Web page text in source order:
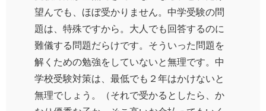
望んでも、ほぼ受かりません。中学受験の問
題は、特殊ですから。大人でも回答するのに
難儀する問題だらけです。そういった問題を
解くための勉強をしていないと無理です。中
学校受験対策は、最低でも２年はかけないと
無理でしょう。（それで受かるとしたら、か